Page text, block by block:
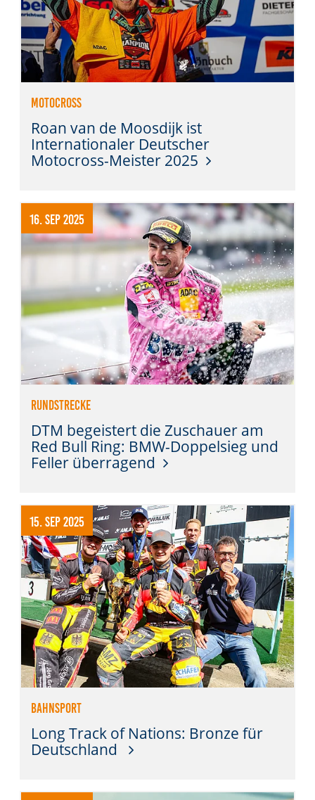
Motocross
Roan van de Moosdijk ist
Internationaler Deutscher
Motocross-Meister 2025
16. Sep 2025
Rundstrecke
DTM begeistert die Zuschauer am
Red Bull Ring: BMW-Doppelsieg und
Feller überragend
15. Sep 2025
Bahnsport
Long Track of Nations: Bronze für
Deutschland